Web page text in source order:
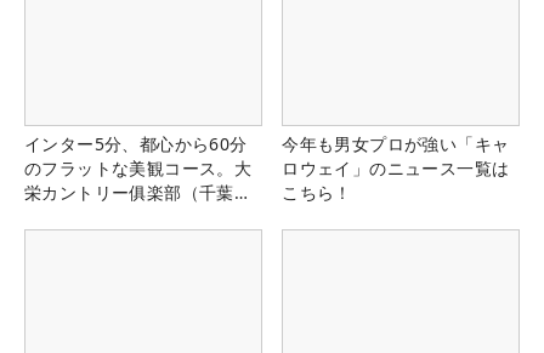
インター5分、都心から60分
のフラットな美観コース。大
栄カントリー俱楽部（千葉
今年も男女プロが強い「キャ
ロウェイ」のニュース一覧は
こちら！